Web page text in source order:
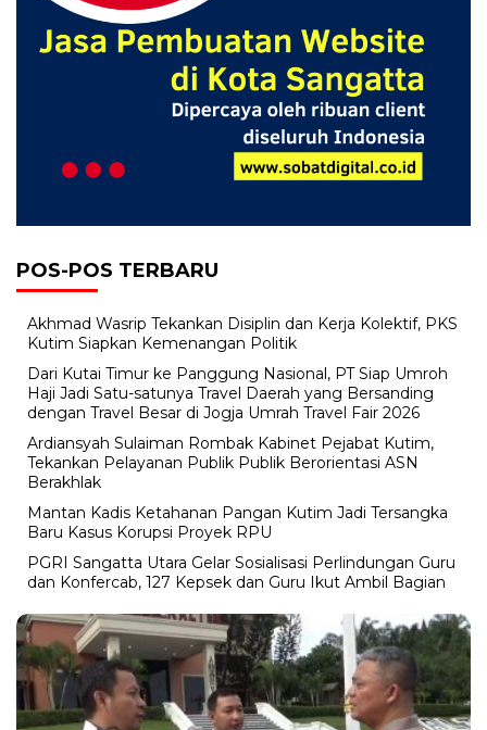
POS-POS TERBARU
Akhmad Wasrip Tekankan Disiplin dan Kerja Kolektif, PKS
Kutim Siapkan Kemenangan Politik
Dari Kutai Timur ke Panggung Nasional, PT Siap Umroh
Haji Jadi Satu-satunya Travel Daerah yang Bersanding
dengan Travel Besar di Jogja Umrah Travel Fair 2026
Ardiansyah Sulaiman Rombak Kabinet Pejabat Kutim,
Tekankan Pelayanan Publik Publik Berorientasi ASN
Berakhlak
Mantan Kadis Ketahanan Pangan Kutim Jadi Tersangka
Baru Kasus Korupsi Proyek RPU
PGRI Sangatta Utara Gelar Sosialisasi Perlindungan Guru
dan Konfercab, 127 Kepsek dan Guru Ikut Ambil Bagian